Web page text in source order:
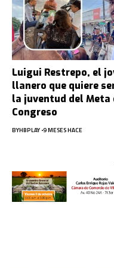
Luigui Restrepo, el
llanero que quiere
la juventud del Meta
Congreso
BYHBPLAY 9 MESES HACE